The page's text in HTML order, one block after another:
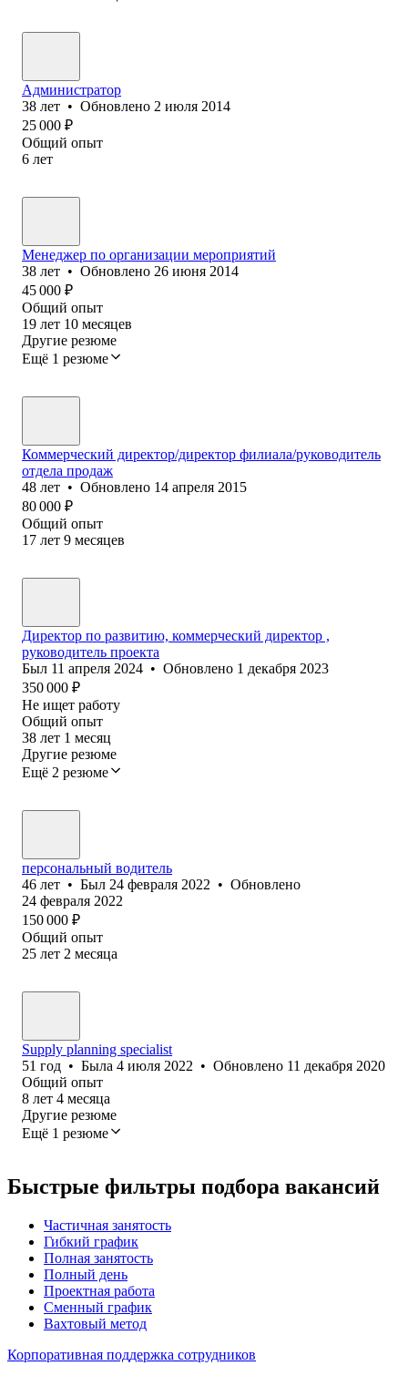
Администратор
38 лет • Обновлено 2 июля 2014
25 000 ₽
Общий опыт
6 лет
Менеджер по организации мероприятий
38 лет • Обновлено 26 июня 2014
45 000 ₽
Общий опыт
19 лет 10 месяцев
Другие резюме
Ещё 1 резюме
Коммерческий директор/директор филиала/руководитель
отдела продаж
48 лет • Обновлено 14 апреля 2015
80 000 ₽
Общий опыт
17 лет 9 месяцев
Директор по развитию, коммерческий директор ,
руководитель проекта
Был 11 апреля 2024 • Обновлено 1 декабря 2023
350 000 ₽
Не ищет работу
Общий опыт
38 лет 1 месяц
Другие резюме
Ещё 2 резюме
персональный водитель
46 лет • Был 24 февраля 2022 • Обновлено
24 февраля 2022
150 000 ₽
Общий опыт
25 лет 2 месяца
Supply planning specialist
51 год • Была 4 июля 2022 • Обновлено 11 декабря 2020
Общий опыт
8 лет 4 месяца
Другие резюме
Ещё 1 резюме
Быстрые фильтры подбора вакансий
Частичная занятость
Гибкий график
Полная занятость
Полный день
Проектная работа
Сменный график
Вахтовый метод
Корпоративная поддержка сотрудников